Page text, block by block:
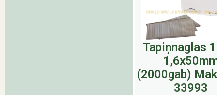
Tapiņnaglas
(2000gab)
33993